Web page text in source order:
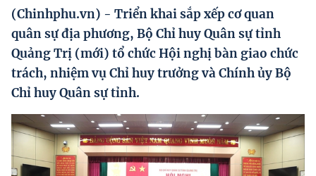
Phát triển kinh tế tư nhân và doanh nghiệp dân tộc
Ocop và chuỗi giá trị Nông sản
Kinh tế tư nhân
Doanh nghiệp dân tộc
Video
(Chinhphu.vn) - Triển khai sắp xếp cơ quan
quân sự địa phương, Bộ Chỉ huy Quân sự tỉnh
Quảng Trị (mới) tổ chức Hội nghị bàn giao chức
trách, nhiệm vụ Chỉ huy trưởng và Chính ủy Bộ
Chỉ huy Quân sự tỉnh.